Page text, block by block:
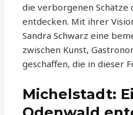
die verborgenen Schätze
entdecken. Mit ihrer
Sandra Schwarz eine
zwischen Kunst,
geschaffen, die in dieser
Michelstadt: